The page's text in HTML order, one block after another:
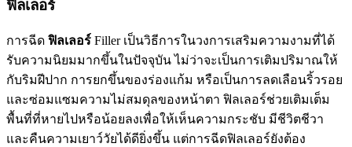
ฟิลเลอร์
การฉีด ฟิลเลอร์ Filler เป็นวิธีการในวงการเสริมความงามที่ได้
รับความนิยมมากขึ้นในปัจจุบัน ไม่ว่าจะเป็นการเติมปริมาณให้
กับริมฝีปาก การยกขึ้นของร่องแก้ม หรือเป็นการลดเลือนริ้วรอย
และซ่อมแซมความไม่สมดุลของหน้าตา ฟิลเลอร์ช่วยเติมเต็ม
พื้นที่ที่หายไปหรือน้อยลงเพื่อให้เห็นความกระชับ มีชีวิตชีวา
และคืนความเยาว์วัยได้ดียิ่งขึ้น แต่การฉีดฟิลเลอร์ยังต้อง